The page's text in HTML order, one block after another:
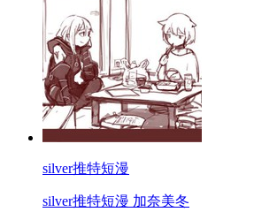
silver推特短漫
silver推特短漫 加奈美冬